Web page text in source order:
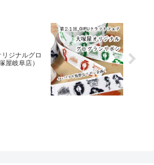
リジナルグロ
屋岐阜店）